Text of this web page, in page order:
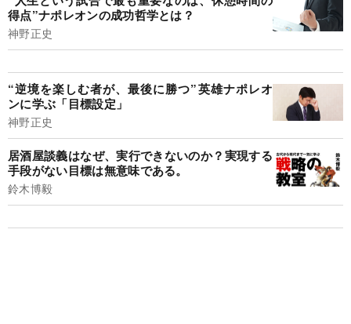
得点”ナポレオンの成功哲学とは？
神野正史
“逆境を楽しむ者が、最後に勝つ”英雄ナポレオ
ンに学ぶ「目標設定」
神野正史
居酒屋談義はなぜ、実行できないのか？実現する
手段がない目標は無意味である。
鈴木博毅